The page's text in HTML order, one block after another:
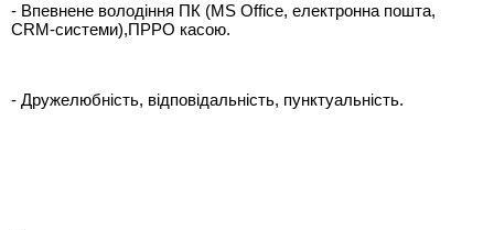
- Впевнене володіння ПК (MS Office, електронна пошта,
CRM-системи),ПРРО касою.
- Дружелюбність, відповідальність, пунктуальність.